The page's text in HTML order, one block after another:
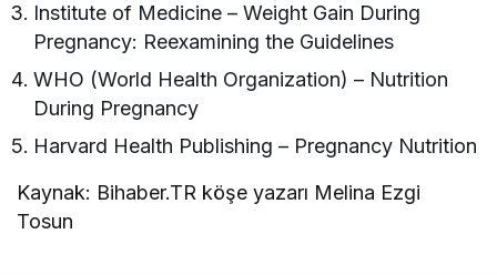
Institute of Medicine – Weight Gain During
Pregnancy: Reexamining the Guidelines
WHO (World Health Organization) – Nutrition
During Pregnancy
Harvard Health Publishing – Pregnancy Nutrition
Kaynak: Bihaber.TR köşe yazarı Melina Ezgi
Tosun